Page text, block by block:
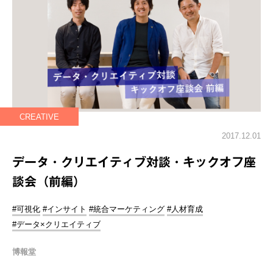
CREATIVE
2017.12.01
データ・クリエイティブ対談・キックオフ座
談会（前編）
#可視化 #インサイト #統合マーケティング #人材育成
#データ×クリエイティブ
博報堂